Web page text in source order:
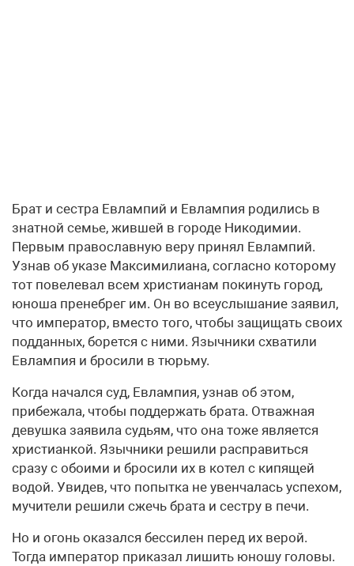
Брат и сестра Евлампий и Евлампия родились в
знатной семье, жившей в городе Никодимии.
Первым православную веру принял Евлампий.
Узнав об указе Максимилиана, согласно которому
тот повелевал всем христианам покинуть город,
юноша пренебрег им. Он во всеуслышание заявил,
что император, вместо того, чтобы защищать своих
подданных, борется с ними. Язычники схватили
Евлампия и бросили в тюрьму.
Когда начался суд, Евлампия, узнав об этом,
прибежала, чтобы поддержать брата. Отважная
девушка заявила судьям, что она тоже является
христианкой. Язычники решили расправиться
сразу с обоими и бросили их в котел с кипящей
водой. Увидев, что попытка не увенчалась успехом,
мучители решили сжечь брата и сестру в печи.
Но и огонь оказался бессилен перед их верой.
Тогда император приказал лишить юношу головы.